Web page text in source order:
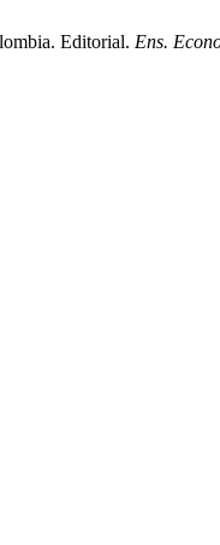
Editorial. Ens.